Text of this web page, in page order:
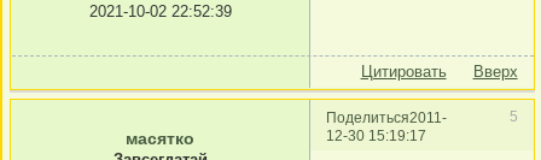
2021-10-02 22:52:39
Цитировать Вверх
Поделиться 5
2011-
12-30 15:19:17
масятко